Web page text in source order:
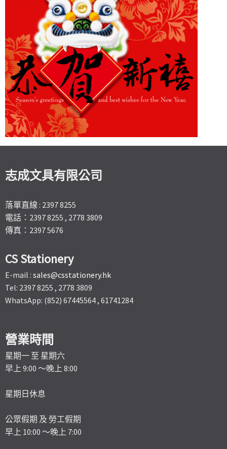
志成文具有限公司
落單直線 : 2397 8255
電話：2397 8255 , 2778 3809
傳真：2397 5676
CS Stationery
E-mail : sales@csstationery.hk
Tel: 2397 8255 , 2778 3809
WhatsApp: (852) 67445564 , 61741284
營業時間
星期一 至 星期六
早上 9:00 ～晚上 8:00
星期日休息
公眾假期 及 勞工假期
早上 10:00 ～晚上 7:00